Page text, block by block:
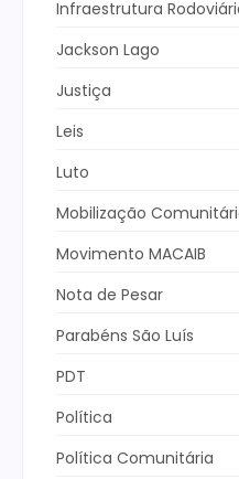
Infraestrutura
Jackson Lago
Justiça
Leis
Luto
Mobilização
Movimento MACAIB
Nota de Pesar
Parabéns São Luís
PDT
Política
Política Comunitária